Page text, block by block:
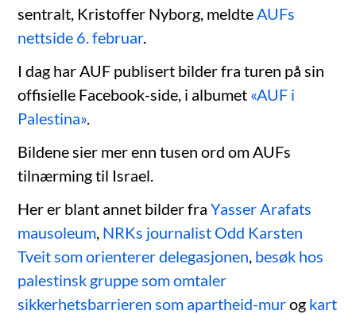
sentralt, Kristoffer Nyborg, meldteAUFs
nettside 6. februar.
I dag har AUF publisert bilder fra turen på sin
offisielle Facebook-side, i albumet «AUF i
Palestina».
Bildene sier mer enn tusen ord om AUFs
tilnærming til Israel.
Her er blant annet bilder fraYasser Arafats
mausoleum, NRKs journalist Odd Karsten
Tveit som orienterer delegasjonen, besøk hos
palestinsk gruppe som omtaler
sikkerhetsbarrieren som apartheid-murog kart